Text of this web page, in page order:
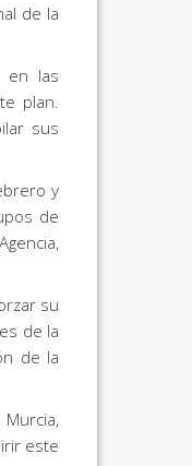
de la
en las
plan.
sus
y
de
su
de la
de la
este